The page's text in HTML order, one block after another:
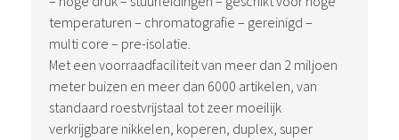
temperaturen – chromatografie – gereinigd –
multi core – pre-isolatie.
Met een voorraadfaciliteit van meer dan 2 miljoen
meter buizen en meer dan 6000 artikelen, van
standaard roestvrijstaal tot zeer moeilijk
verkrijgbare nikkelen, koperen, duplex, super